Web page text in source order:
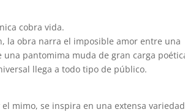
cobra vida.
la obra narra el imposible amor entre una
una pantomima muda de gran carga
llega a todo tipo de público.
mimo, se inspira en una extensa